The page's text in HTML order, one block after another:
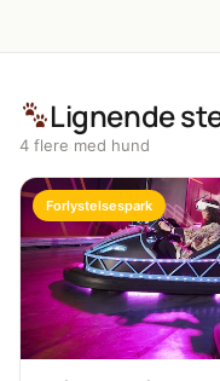
Lignende
4 flere med hund
Forlystelsespark